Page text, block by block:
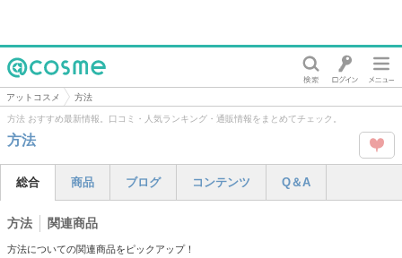
@cosme
アットコスメ 方法
方法 おすすめ最新情報。口コミ・人気ランキング・通販情報をまとめてチェック。
方法
タグ
総合 商品 ブログ コンテンツ Q＆A
方法 関連商品
方法についての関連商品をピックアップ！